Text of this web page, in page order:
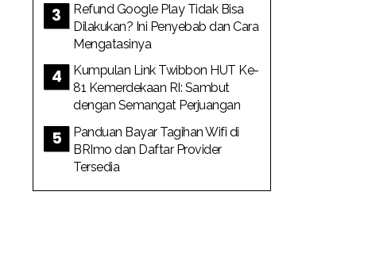
Refund Google Play Tidak Bisa
Dilakukan? Ini Penyebab dan Cara
Mengatasinya
Kumpulan Link Twibbon HUT Ke-
81 Kemerdekaan RI: Sambut
dengan Semangat Perjuangan
Panduan Bayar Tagihan Wifi di
BRImo dan Daftar Provider
Tersedia